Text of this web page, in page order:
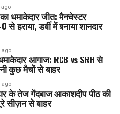
ago
धमाकेदार जीत: मैनचेस्टर
से हराया, डर्बी में बनाया शानदार
ago
आगाज: RCB vs SRH से
कुछ मैचों से बाहर
ago
के तेज गेंदबाज आकाशदीप पीठ की
सीज़न से बाहर